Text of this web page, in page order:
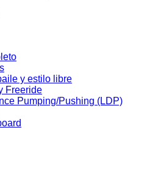
y estilo libre
Freeride
Pumping/Pushing (LDP)